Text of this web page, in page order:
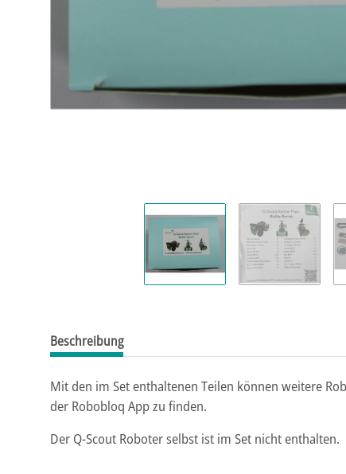
Beschreibung
Mit den im Set enthaltenen Teilen können weitere
der Robobloq App zu finden.
Der Q-Scout Roboter selbst ist im Set nicht enthalten.